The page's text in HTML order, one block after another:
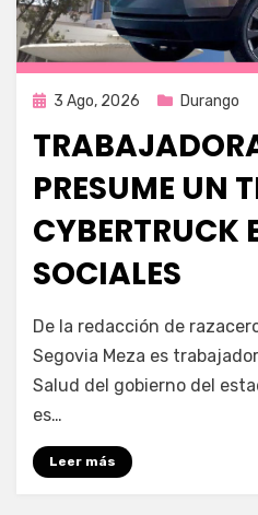
Publicada
3 Ago, 2026 Durango
PRESUME UN
CYBERTRUCK
SOCIALES
por Fernando Miranda Servín
De la redacción de
Segovia Meza es
Salud del gobierno del
es…
Leer más